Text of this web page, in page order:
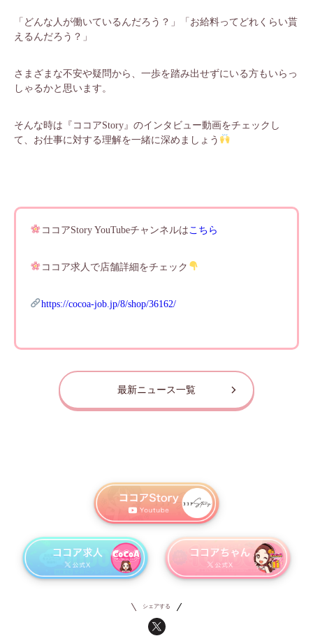
「どんな人が働いているんだろう？」「お給料ってどれくらい貰
えるんだろう？」
さまざまな不安や疑問から、一歩を踏み出せずにいる方もいらっ
しゃるかと思います。
そんな時は『ココアStory』のインタビュー動画をチェックし
て、お仕事に対する理解を一緒に深めましょう
ココアStory YouTubeチャンネルはこちら
ココア求人で店舗詳細をチェック
https://cocoa-job.jp/8/shop/36162/
最新ニュース一覧
シェアする